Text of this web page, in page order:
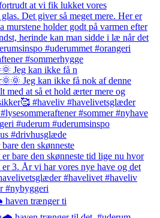
Jeg kan ikke få n
den skønneste
haven trænger ti